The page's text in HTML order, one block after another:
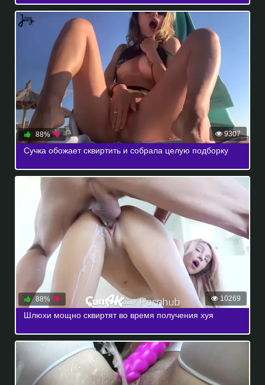
9307
88%
Сучка обожает сквиртить и собрала целую подборку
10269
88%
Шлюхи мощно сквиртят во время получения хуя